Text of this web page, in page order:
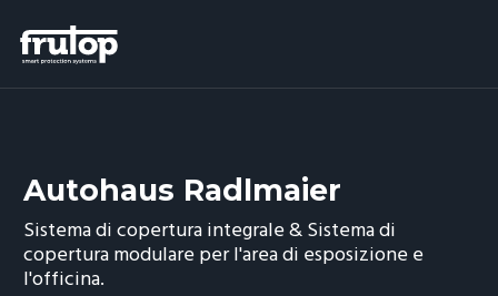
Autohaus Radlmaier
Sistema di copertura integrale & Sistema di
copertura modulare per l'area di esposizione e
l'officina.